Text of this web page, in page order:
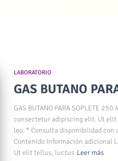
LABORATORIO
GAS BUTANO
GAS BUTANO PARA SOPLETE
consectetur adipiscing elit. Ut
leo. * Consulta disponibilidad
Contenido Información adicional
Ut elit tellus, luctus Leer más